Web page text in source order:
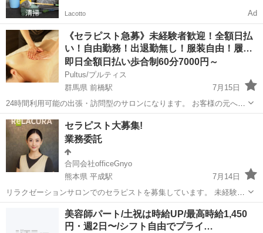
Lacotto Ad
《セラピスト急募》未経験者歓迎！全額日払
い！自由勤務！出退勤無し！服装自由！履…
即日全額日払い歩合制60分7000円～
Pultus/プルティス
群馬県 前橋駅
7月15日
24時間利用可能の出張・訪問型のサロンになります。 お客様の元へ行
きオイルリンパマッサージの施術をして頂くお仕事になります。 無料
で送迎いたします。 当サロンはメンズエステや風俗ではありません。
お客様からご予約が...
群馬 前橋市 前橋駅 セラピスト
セラピスト大募集!
業務委託
合同会社officeGnyo
熊本県 平成駅
7月14日
リラクゼーションサロンでのセラピストを募集しています。 未経験者
でも、社内での研修受けてから業務可能です。 試用期間3ヶ月 週休２
日 ※土日祝日になるべく勤務できる方 交通費あり 1日6～8時間勤務
上記の内容以外でも相...
平成駅 セラピスト 土日
美容師パート/土祝は時給UP/最高時給1,450
円・週2日〜/シフト自由でプライ…